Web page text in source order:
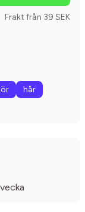
Frakt från 39 SEK
hår